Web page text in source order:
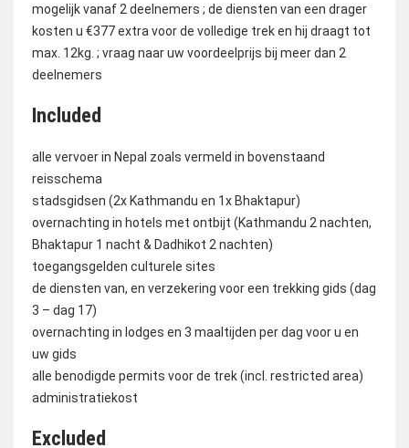
mogelijk vanaf 2 deelnemers ; de diensten van een drager
kosten u €377 extra voor de volledige trek en hij draagt tot
max. 12kg. ; vraag naar uw voordeelprijs bij meer dan 2
deelnemers
Included
alle vervoer in Nepal zoals vermeld in bovenstaand
reisschema
stadsgidsen (2x Kathmandu en 1x Bhaktapur)
overnachting in hotels met ontbijt (Kathmandu 2 nachten,
Bhaktapur 1 nacht & Dadhikot 2 nachten)
toegangsgelden culturele sites
de diensten van, en verzekering voor een trekking gids (dag
3 – dag 17)
overnachting in lodges en 3 maaltijden per dag voor u en
uw gids
alle benodigde permits voor de trek (incl. restricted area)
administratiekost
Excluded